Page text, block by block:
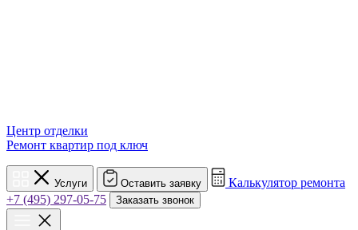
Центр отделки
Ремонт квартир под ключ
Услуги Оставить заявку
Калькулятор ремонта
+7 (495) 297-05-75
Заказать звонок